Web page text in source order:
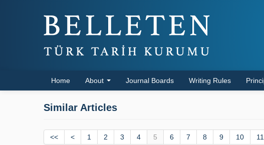
Home About Journal Boards Writing Rules
Similar Articles
<< < 1 2 3 4 5 6 7 8 9 10 11